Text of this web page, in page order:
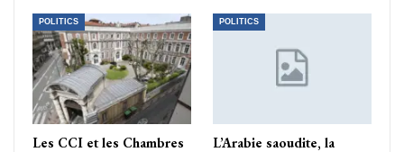
POLITICS
Les CCI et les Chambres
POLITICS
L’Arabie saoudite, la